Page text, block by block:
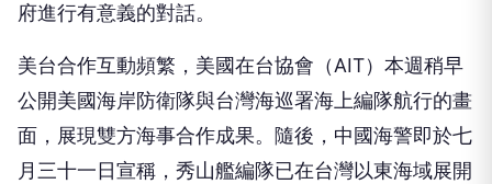
府進行有意義的對話。
美台合作互動頻繁，美國在台協會（AIT）本週稍早
公開美國海岸防衛隊與台灣海巡署海上編隊航行的畫
面，展現雙方海事合作成果。隨後，中國海警即於七
月三十一日宣稱，秀山艦編隊已在台灣以東海域展開